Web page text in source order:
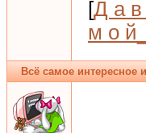
[Д а в
м о
Всё самое